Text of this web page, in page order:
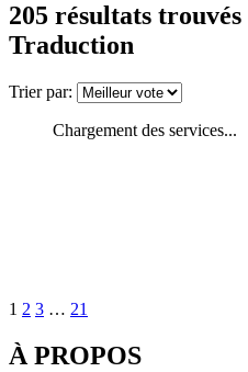
205 résultats trouvés
Traduction
Trier par:
Chargement des services...
1 2 3 … 21
À PROPOS